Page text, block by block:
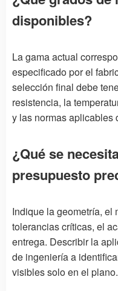
disponibles?
La gama actual
especificado por el
selección final debe
resistencia, la
y las normas aplicables
¿Qué se
presupuesto
Indique la geometría, el
tolerancias críticas, el
entrega. Describir la
de ingeniería a
visibles solo en el plano.